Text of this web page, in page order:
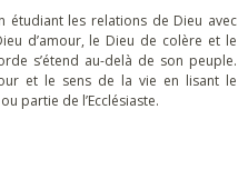
étudiant les relations de Dieu avec
d’amour, le Dieu de colère et le
s’étend au-delà de son peuple.
et le sens de la vie en lisant le
partie de l’Ecclésiaste.